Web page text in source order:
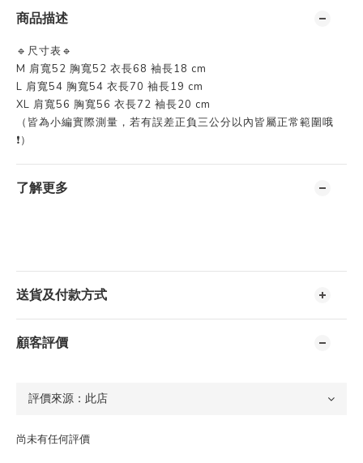
商品描述
🔹尺寸表🔹
M 肩寬52 胸寬52 衣長68 袖長18 cm
L 肩寬54 胸寬54 衣長70 袖長19 cm
XL 肩寬56 胸寬56 衣長72 袖長20 cm
（皆為小編實際測量，若有誤差正負三公分以內皆屬正常範圍哦
❗️）
了解更多
送貨及付款方式
顧客評價
尚未有任何評價